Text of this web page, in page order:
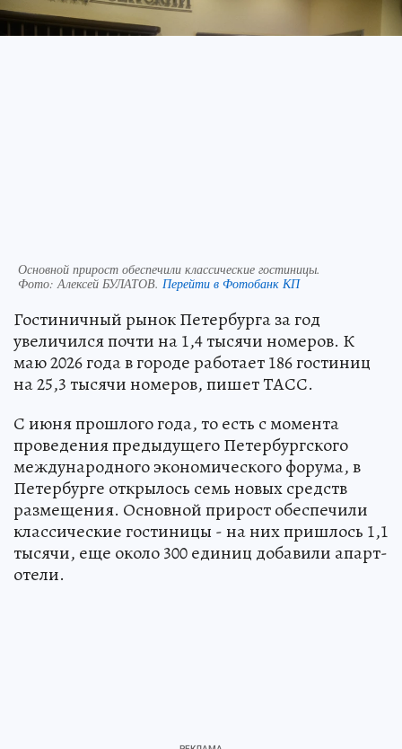
Основной прирост обеспечили классические гостиницы.
Фото:Алексей БУЛАТОВ. Перейти в Фотобанк КП
Гостиничный рынок Петербурга за год
увеличился почти на 1,4 тысячи номеров. К
маю 2026 года в городе работает 186 гостиниц
на 25,3 тысячи номеров, пишет ТАСС.
С июня прошлого года, то есть с момента
проведения предыдущего Петербургского
международного экономического форума, в
Петербурге открылось семь новых средств
размещения. Основной прирост обеспечили
классические гостиницы - на них пришлось 1,1
тысячи, еще около 300 единиц добавили апарт-
отели.